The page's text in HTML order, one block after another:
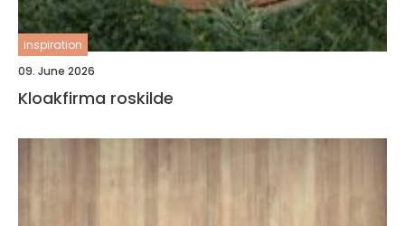
inspiration
09. June 2026
Kloakfirma roskilde